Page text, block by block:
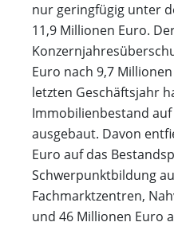
nur geringfügig unter
11,9 Millionen Euro.
Euro nach 9,7
letzten Geschäftsjahr
Immobilienbestand
ausgebaut. Davon
Euro auf das
Schwerpunktbildung
Fachmarktzentren,
und 46 Millionen Euro